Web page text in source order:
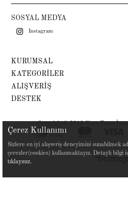
SOSYAL MEDYA
Instagram
KURUMSAL
KATEGORİLER
ALIŞVERİŞ
DESTEK
Copyright© 2019 Siren Ertan
Bu sitenin kurulumuKeyo Digital
Çerez Kullanımı
Sizlere en iyi alışveriş deneyimini sunabilmek
çerezler(cookies) kullanmaktayız. Detaylı bilgi
tıklayınız.